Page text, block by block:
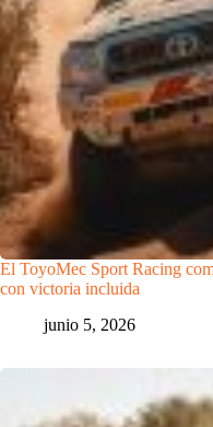
El ToyoMec Sport Racing
con victoria incluida
junio 5, 2026